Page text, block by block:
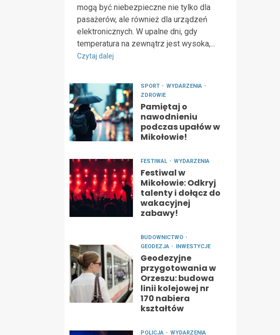
mogą być niebezpieczne nie tylko dla
pasażerów, ale również dla urządzeń
elektronicznych. W upalne dni, gdy
temperatura na zewnątrz jest wysoka,...
Czytaj dalej
SPORT
WYDARZENIA
ZDROWIE
Pamiętaj o
nawodnieniu
podczas upałów w
Mikołowie!
FESTIWAL WYDARZENIA
Festiwal w
Mikołowie: Odkryj
talenty i dołącz do
wakacyjnej
zabawy!
BUDOWNICTWO
GEODEZJA
INWESTYCJE
Geodezyjne
przygotowania w
Orzeszu: budowa
linii kolejowej nr
170 nabiera
kształtów
POLICJA WYDARZENIA